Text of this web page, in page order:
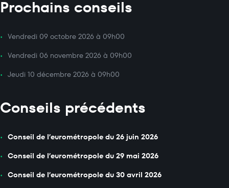
Prochains conseils
Vendredi 09 octobre 2026 à 09h00
Vendredi 06 novembre 2026 à 09h00
Jeudi 10 décembre 2026 à 09h00
Conseils précédents
Conseil de l’eurométropole du 26 juin 2026
Conseil de l’eurométropole du 29 mai 2026
Conseil de l’eurométropole du 30 avril 2026